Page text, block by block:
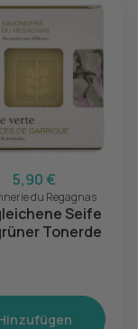
5,90 €
du Regagnas
Seife
Tonerde